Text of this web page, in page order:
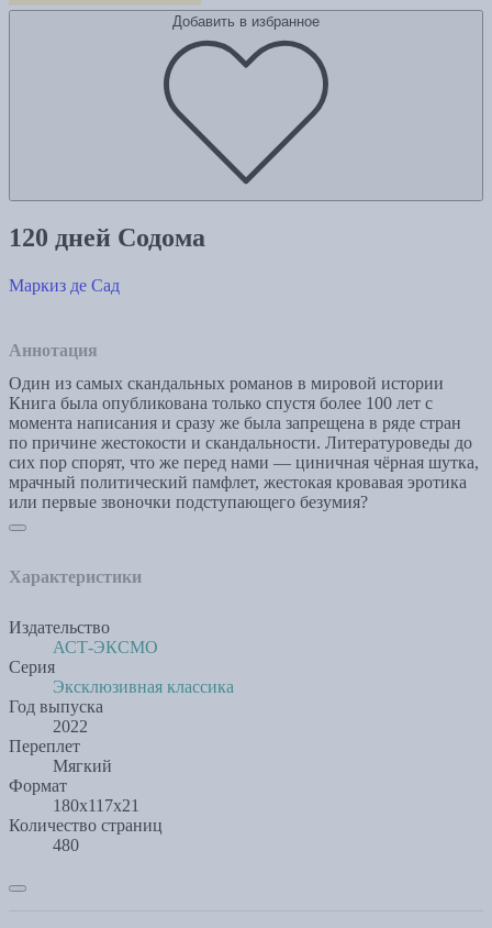
Добавить в избранное
120 дней Содома
Маркиз де Сад
Аннотация
Один из самых скандальных романов в мировой истории
Книга была опубликована только спустя более 100 лет с
момента написания и сразу же была запрещена в ряде стран
по причине жестокости и скандальности. Литературоведы до
сих пор спорят, что же перед нами — циничная чёрная шутка,
мрачный политический памфлет, жестокая кровавая эротика
или первые звоночки подступающего безумия?
Характеристики
Издательство
АСТ-ЭКСМО
Серия
Эксклюзивная классика
Год выпуска
2022
Переплет
Мягкий
Формат
180x117x21
Количество страниц
480